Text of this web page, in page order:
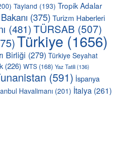
Tayland (193) Tropik Adalar
(375) Turizm Haberleri
(481)TÜRSAB (507)
Türkiye (1656)
Birliği (279) Türkiye Seyahat
(226) WTS (168) Yaz Tatili(136)
(591) İspanya
Havalimanı (201) İtalya (261)